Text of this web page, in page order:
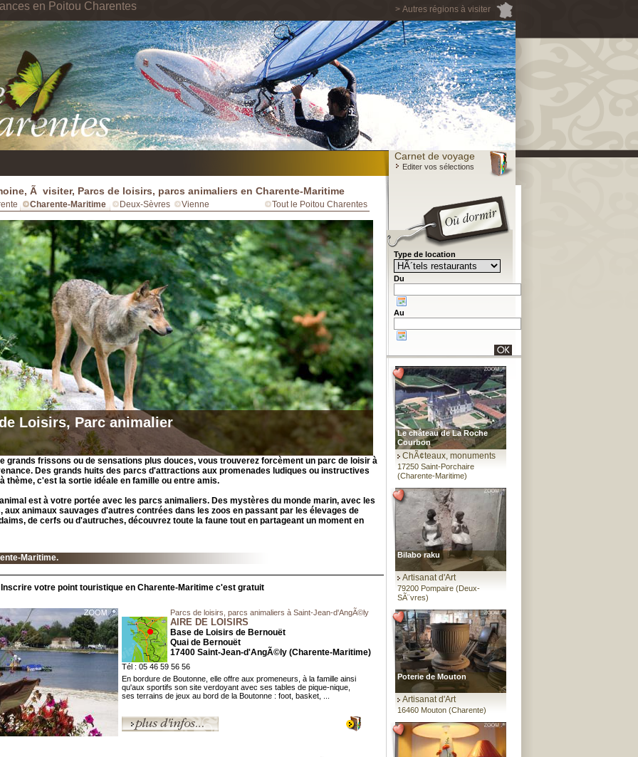
> Autres régions à visiter
en Poitou Charentes
Carnet de voyage
Editer vos sélections
Ã visiter, Parcs de loisirs, parcs animaliers en Charente-Maritime
Charente-Maritime Deux-Sèvres Vienne Tout le Poitou Charentes
Loisirs, Parc animalier
grands frissons ou de sensations plus douces, vous trouverez forcèment un parc de loisir à
Des grands huits des parcs d'attractions aux promenades ludiques ou instructives
thème, c'est la sortie idéale en famille ou entre amis.
est à votre portée avec les parcs animaliers. Des mystères du monde marin, avec les
aux animaux sauvages d'autres contrées dans les zoos en passant par les élevages de
de cerfs ou d'autruches, découvrez toute la faune tout en partageant un moment en
Maritime.
Inscrire votre point touristique en Charente-Maritime c'est gratuit
Parcs de loisirs, parcs animaliers à Saint-Jean-d'AngÃ©ly
AIRE DE LOISIRS
Base de Loisirs de Bernouët
Quai de Bernouët
17400 Saint-Jean-d'AngÃ©ly (Charente-Maritime)
Tél : 05 46 59 56 56
En bordure de Boutonne, elle offre aux promeneurs, à la famille ainsi
qu'aux sportifs son site verdoyant avec ses tables de pique-nique,
ses terrains de jeux au bord de la Boutonne : foot, basket, ...
Type de location
Du
Au
Le château de La Roche
Courbon
ChÃ¢teaux, monuments
17250 Saint-Porchaire
(Charente-Maritime)
Bilabo raku
Artisanat d'Art
79200 Pompaire (Deux-
SÃ¨vres)
Poterie de Mouton
Artisanat d'Art
16460 Mouton (Charente)